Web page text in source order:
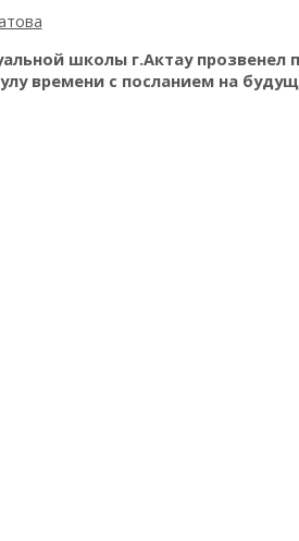
школы г.Актау прозвенел
времени с посланием на